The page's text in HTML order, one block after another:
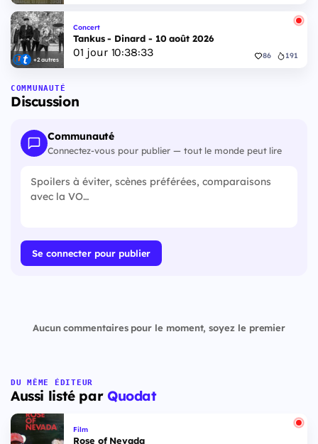
+2 autres
Concert
Tankus - Dinard - 10 août 2026
01 jour 10:38:32 86 191
COMMUNAUTÉ
Discussion
Communauté
Connectez-vous pour publier — tout le monde peut lire
Se connecter pour publier
Aucun commentaires pour le moment, soyez le premier
DU MÊME ÉDITEUR
Aussi listé par Quodat
Film
Rose of Nevada